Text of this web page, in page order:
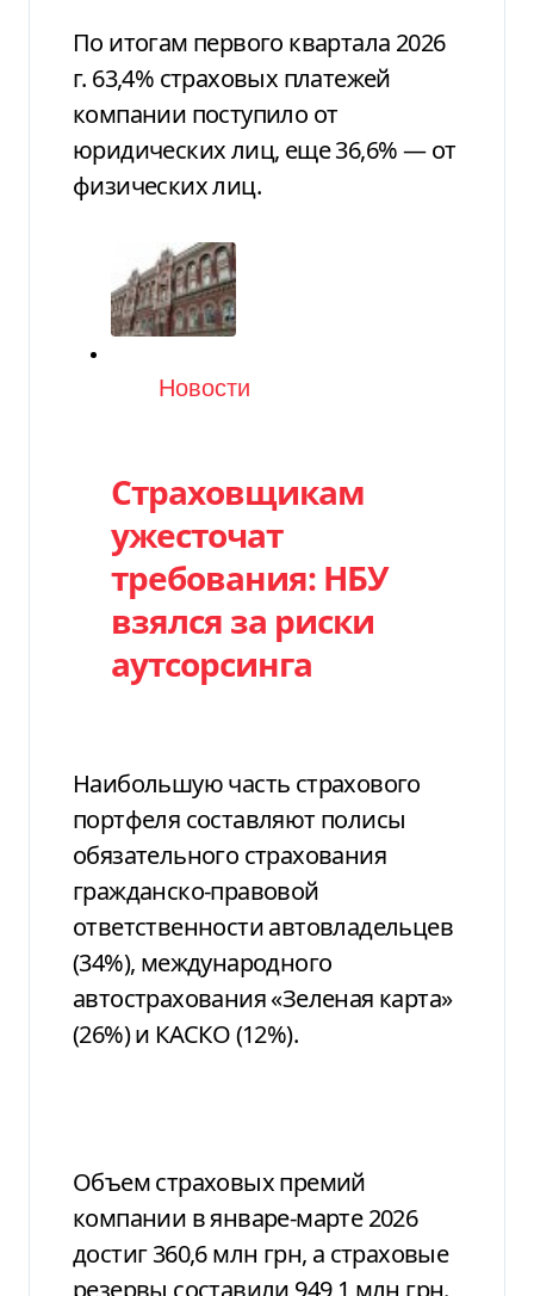
По итогам первого квартала 2026
г. 63,4% страховых платежей
компании поступило от
юридических лиц, еще 36,6% — от
физических лиц.
Категория
Новости
Страховщикам
ужесточат
требования: НБУ
взялся за риски
аутсорсинга
Наибольшую часть страхового
портфеля составляют полисы
обязательного страхования
гражданско-правовой
ответственности автовладельцев
(34%), международного
автострахования «Зеленая карта»
(26%) и КАСКО (12%).
Объем страховых премий
компании в январе-марте 2026
достиг 360,6 млн грн, а страховые
резервы составили 949,1 млн грн.